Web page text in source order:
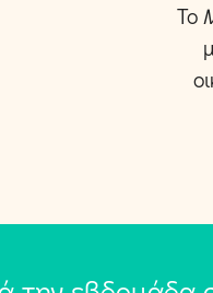
Το